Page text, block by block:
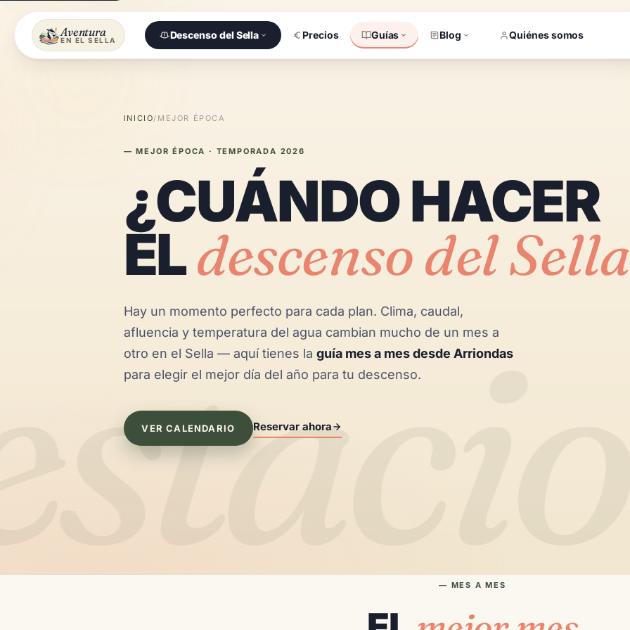
Aventura
EN EL SELLA Descenso del Sella Precios Guías Blog Quiénes somos
INICIO/ MEJOR ÉPOCA
— MEJOR ÉPOCA · TEMPORADA 2026
¿CUÁNDO HACER
ELdescenso del Sella
Hay un momento perfecto para cada plan. Clima, caudal,
afluencia y temperatura del agua cambian mucho de un mes a
otro en el Sella — aquí tienes la guía mes a mes desde Arriondas
para elegir el mejor día del año para tu descenso.
VER CALENDARIO Reservar ahora
— MES A MES